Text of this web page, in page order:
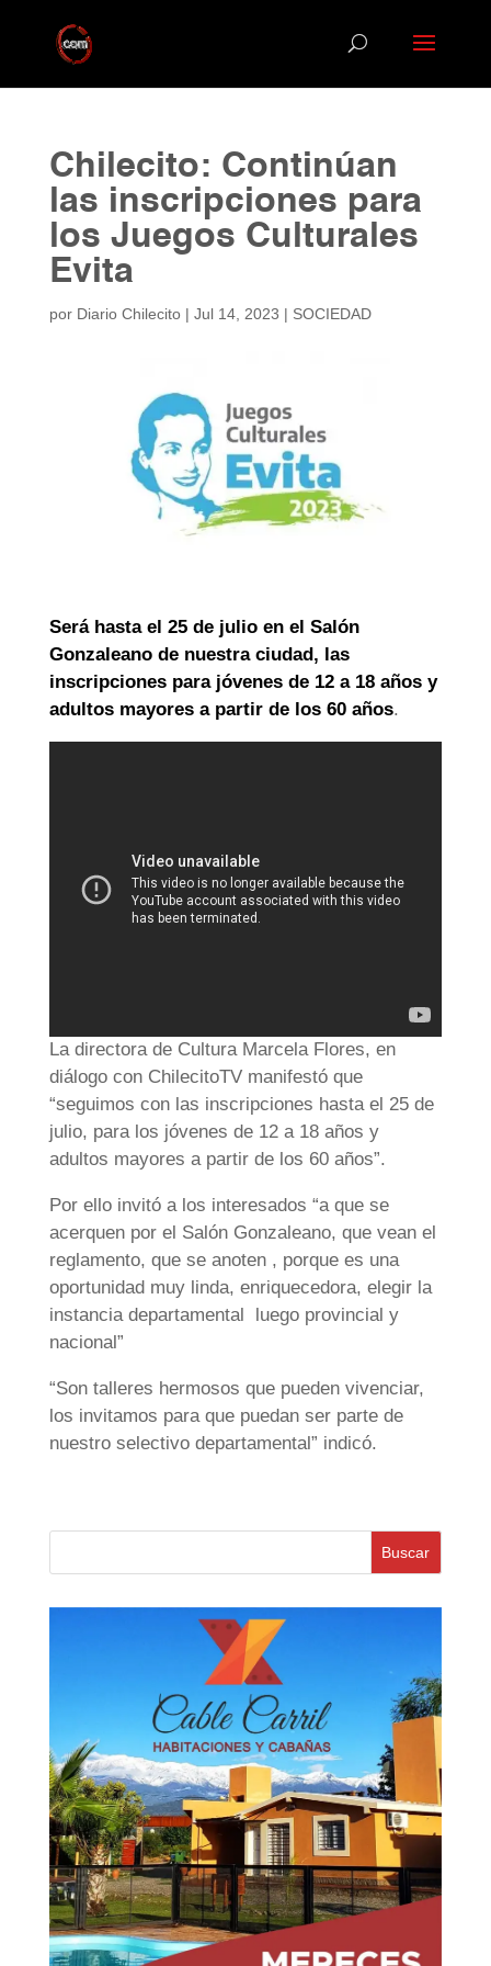
Chilecito: Continúan
las inscripciones para
los Juegos Culturales
Evita
por Diario Chilecito| Jul 14, 2023 | SOCIEDAD
Será hasta el 25 de julio en el Salón
Gonzaleano de nuestra ciudad, las
inscripciones para jóvenes de 12 a 18 años y
adultos mayores a partir de los 60 años.
La directora de Cultura Marcela Flores, en
diálogo con ChilecitoTV manifestó que
“seguimos con las inscripciones hasta el 25 de
julio, para los jóvenes de 12 a 18 años y
adultos mayores a partir de los 60 años”.
Por ello invitó a los interesados “a que se
acerquen por el Salón Gonzaleano, que vean el
reglamento, que se anoten , porque es una
oportunidad muy linda, enriquecedora, elegir la
instancia departamental luego provincial y
nacional”
“Son talleres hermosos que pueden vivenciar,
los invitamos para que puedan ser parte de
nuestro selectivo departamental” indicó.
Buscar